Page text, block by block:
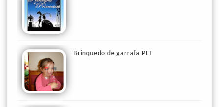
Brinquedo de garrafa PET